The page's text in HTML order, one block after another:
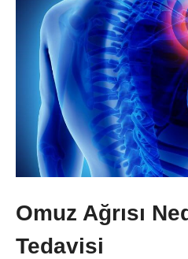
Omuz Ağrısı
Tedavisi